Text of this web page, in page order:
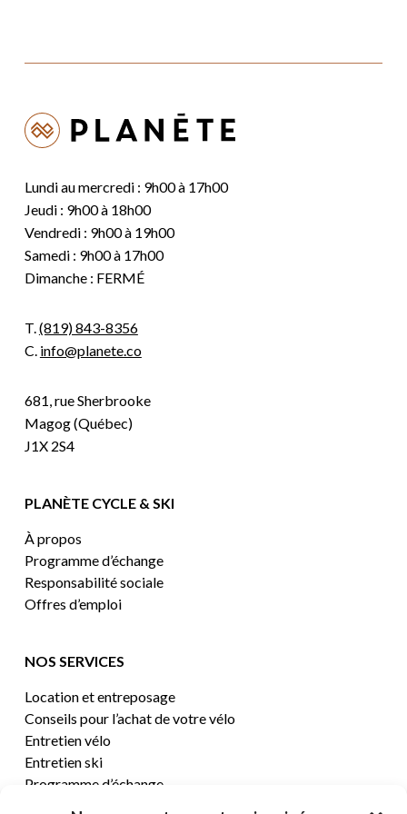
Lundi au mercredi : 9h00 à 17h00
Jeudi : 9h00 à 18h00
Vendredi : 9h00 à 19h00
Samedi : 9h00 à 17h00
Dimanche : FERMÉ
T.(819) 843-8356
C. info@planete.co
681, rue Sherbrooke
Magog (Québec)
J1X 2S4
PLANÈTE CYCLE & SKI
À propos
Programme d’échange
Responsabilité sociale
Offres d’emploi
NOS SERVICES
Location et entreposage
Conseils pour l’achat de votre vélo
Entretien vélo
Entretien ski
Programme d’échange